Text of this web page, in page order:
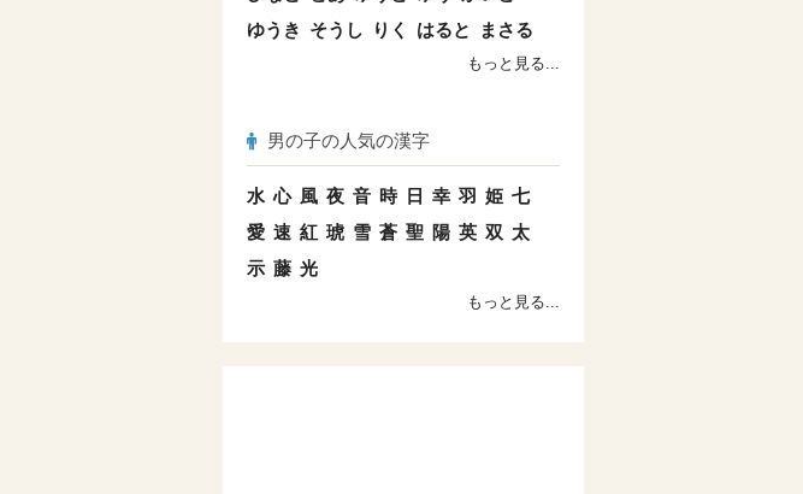
ゆうき そうし りく はると まさる
もっと見る...
男の子の人気の漢字
水 心 風 夜 音 時 日 幸 羽 姫 七
愛 速 紅 琥 雪 蒼 聖 陽 英 双 太
示 藤 光
もっと見る...